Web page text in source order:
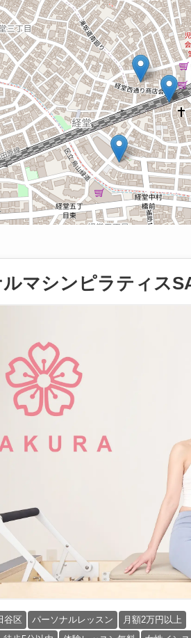
マシンピラティス
谷区 パーソナルレッスン
月額2万円以上